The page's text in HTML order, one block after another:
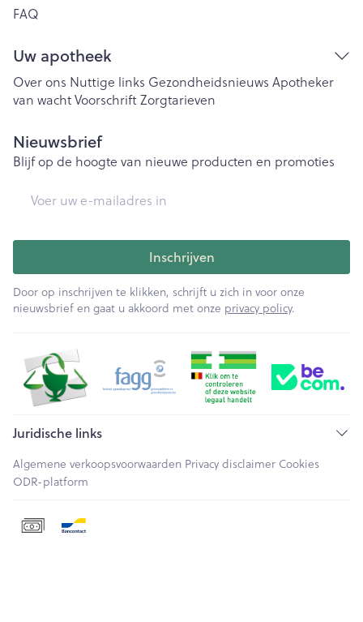
FAQ
Uw apotheek
Over ons Nuttige links Gezondheidsnieuws Apotheker
van wachtVoorschriftZorgtarieven
Nieuwsbrief
Blijf op de hoogte van nieuwe producten en promoties
Inschrijven
Door op inschrijven te klikken, schrijft u zich in voor onze
nieuwsbrief en gaat u akkoord met onze privacy policy.
Juridische links
Algemene verkoopsvoorwaarden Privacy disclaimer Cookies
ODR-platform